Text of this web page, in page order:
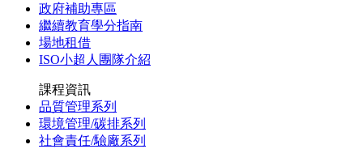
政府補助專區
繼續教育學分指南
場地租借
ISO小超人團隊介紹
課程資訊
品質管理系列
環境管理/碳排系列
社會責任/驗廠系列